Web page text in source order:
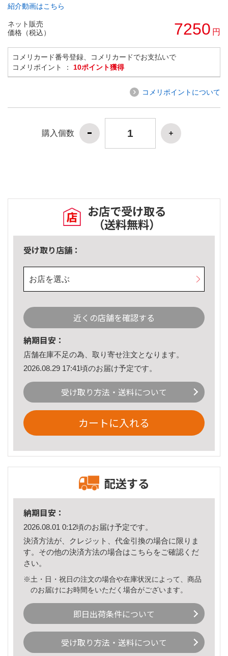
紹介動画はこちら
ネット販売
価格（税込）
7250 円
コメリカード番号登録、コメリカードでお支払いで
コメリポイント ： 10ポイント獲得
コメリポイントについて
購入個数
お店で受け取る
（送料無料）
受け取り店舗：
お店を選ぶ
近くの店舗を確認する
納期目安：
店舗在庫不足の為、取り寄せ注文となります。
2026.08.29 17:41頃のお届け予定です。
受け取り方法・送料について
カートに入れる
配送する
納期目安：
2026.08.01 0:12頃のお届け予定です。
決済方法が、クレジット、代金引換の場合に限りま
す。その他の決済方法の場合はこちら をご確認くだ
さい。
※土・日・祝日の注文の場合や在庫状況によって、商品
のお届けにお時間をいただく場合がございます。
即日出荷条件について
受け取り方法・送料について